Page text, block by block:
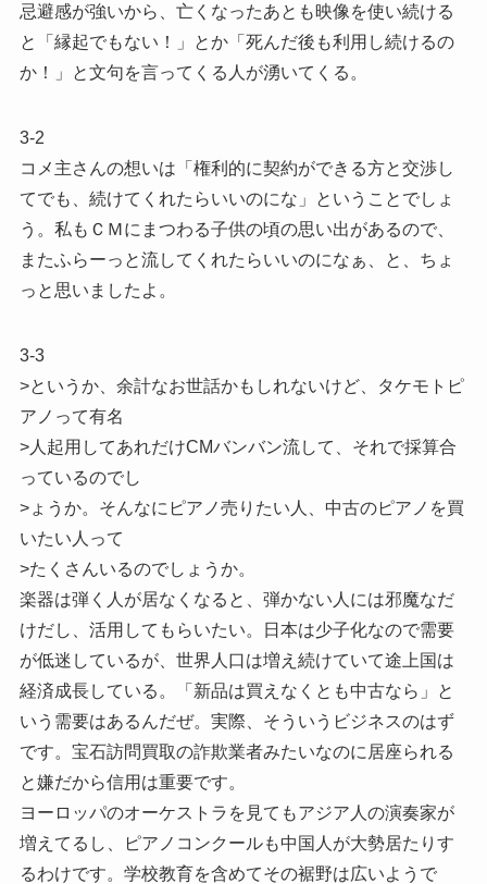
忌避感が強いから、亡くなったあとも映像を使い続ける
と「縁起でもない！」とか「死んだ後も利用し続けるの
か！」と文句を言ってくる人が湧いてくる。
3-2
コメ主さんの想いは「権利的に契約ができる方と交渉し
てでも、続けてくれたらいいのにな」ということでしょ
う。私もＣＭにまつわる子供の頃の思い出があるので、
またふらーっと流してくれたらいいのになぁ、と、ちょ
っと思いましたよ。
3-3
>というか、余計なお世話かもしれないけど、タケモトピ
アノって有名
>人起用してあれだけCMバンバン流して、それで採算合
っているのでし
>ょうか。そんなにピアノ売りたい人、中古のピアノを買
いたい人って
>たくさんいるのでしょうか。
楽器は弾く人が居なくなると、弾かない人には邪魔なだ
けだし、活用してもらいたい。日本は少子化なので需要
が低迷しているが、世界人口は増え続けていて途上国は
経済成長している。「新品は買えなくとも中古なら」と
いう需要はあるんだぜ。実際、そういうビジネスのはず
です。宝石訪問買取の詐欺業者みたいなのに居座られる
と嫌だから信用は重要です。
ヨーロッパのオーケストラを見てもアジア人の演奏家が
増えてるし、ピアノコンクールも中国人が大勢居たりす
るわけです。学校教育を含めてその裾野は広いようで